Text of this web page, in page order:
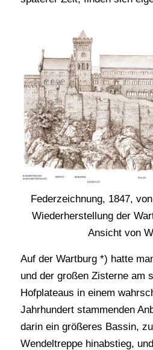
Federzeichnung, 1847,
Wiederherstellung der
Ansicht von
Auf der Wartburg *) hatte
und der großen Zisterne am
Hofplateaus in einem
Jahrhundert stammenden
darin ein größeres Bassin,
Wendeltreppe hinabstieg,